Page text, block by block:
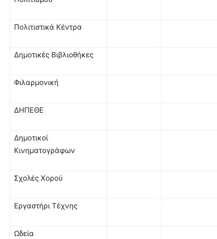
Πολιτιστικά Κέντρα
Δημοτικές Βιβλιοθήκες
Φιλαρμονική
ΔΗΠΕΘΕ
Δημοτικοί
Κινηματογράφων
Σχολές Χορού
Εργαστήρι Τέχνης
Ωδεία